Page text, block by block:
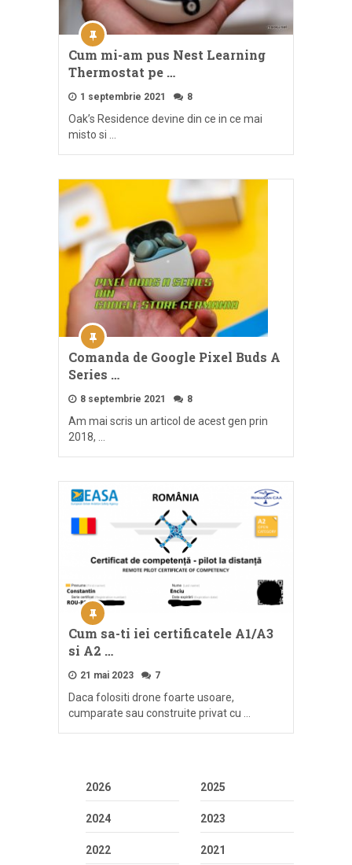
Cum mi-am pus Nest Learning
Thermostat pe …
1 septembrie 2021 8
Oak’s Residence devine din ce in ce mai
misto si …
Comanda de Google Pixel Buds A
Series …
8 septembrie 2021 8
Am mai scris un articol de acest gen prin
2018, …
Cum sa-ti iei certificatele A1/A3
si A2 …
21 mai 2023 7
Daca folositi drone foarte usoare,
cumparate sau construite privat cu …
2026 2025
2024 2023
2022 2021